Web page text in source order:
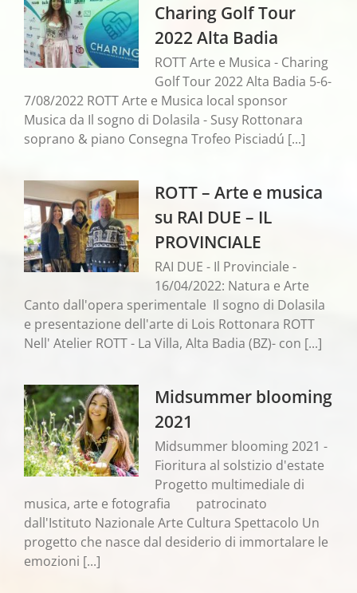
Charing Golf Tour
2022 Alta Badia
ROTT Arte e Musica - Charing
Golf Tour 2022 Alta Badia 5-6-
7/08/2022 ROTT Arte e Musica local sponsor
Musica da Il sogno di Dolasila - Susy Rottonara
soprano & piano Consegna Trofeo Pisciadú [...]
ROTT – Arte e musica
su RAI DUE – IL
PROVINCIALE
RAI DUE - Il Provinciale -
16/04/2022: Natura e Arte
Canto dall'opera sperimentale Il sogno di Dolasila
e presentazione dell'arte di Lois Rottonara ROTT
Nell' Atelier ROTT - La Villa, Alta Badia (BZ)- con [...]
Midsummer blooming
2021
Midsummer blooming 2021 -
Fioritura al solstizio d'estate
Progetto multimediale di
musica, arte e fotografia patrocinato
dall'Istituto Nazionale Arte Cultura Spettacolo Un
progetto che nasce dal desiderio di immortalare le
emozioni [...]